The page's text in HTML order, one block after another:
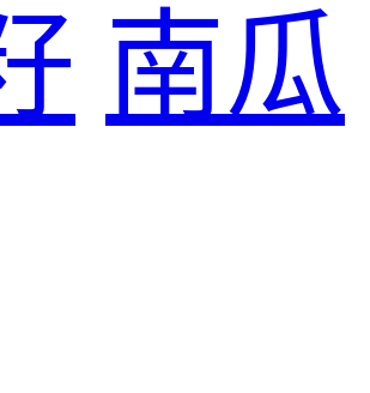
南瓜